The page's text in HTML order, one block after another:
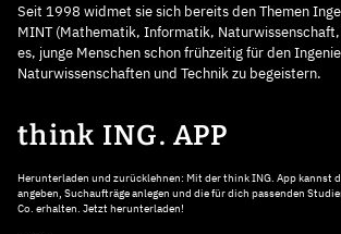
Seit 1998 widmet sie sich bereits den Themen
MINT (Mathematik, Informatik,
es, junge Menschen schon frühzeitig für den
Naturwissenschaften und Technik zu begeistern.
think ING. APP
Herunterladen und zurücklehnen: Mit der think ING. App kannst
angeben, Suchaufträge anlegen und die für dich passenden
Co. erhalten. Jetzt herunterladen!